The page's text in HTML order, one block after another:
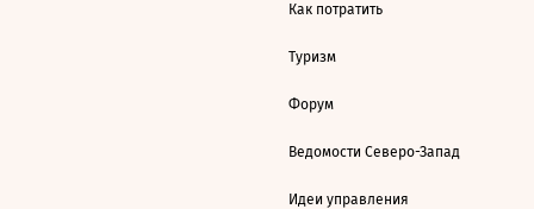
Как потратить
Туризм
Форум
Ведомости Северо-Запад
Идеи управления